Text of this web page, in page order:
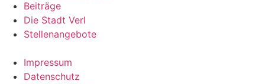
Beiträge
Die Stadt Verl
Stellenangebote
Impressum
Datenschutz